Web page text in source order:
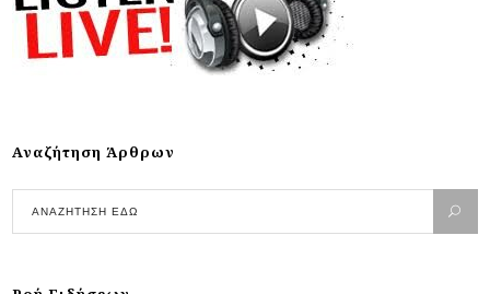
Αναζήτηση Άρθρων